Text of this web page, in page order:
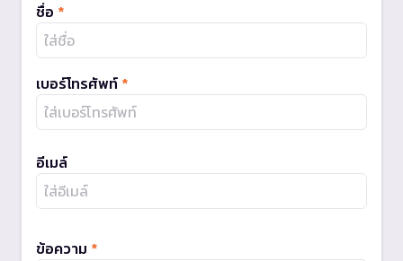
ชื่อ *
เบอร์โทรศัพท์ *
อีเมล์
ข้อความ *